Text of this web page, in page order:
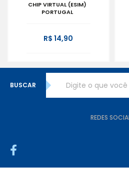
CHIP VIRTUAL (ESIM)
PORTUGAL
R$ 14,90
BUSCAR
REDES